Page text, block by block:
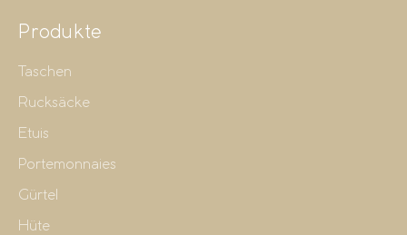
Produkte
Taschen
Rucksäcke
Etuis
Portemonnaies
Gürtel
Hüte